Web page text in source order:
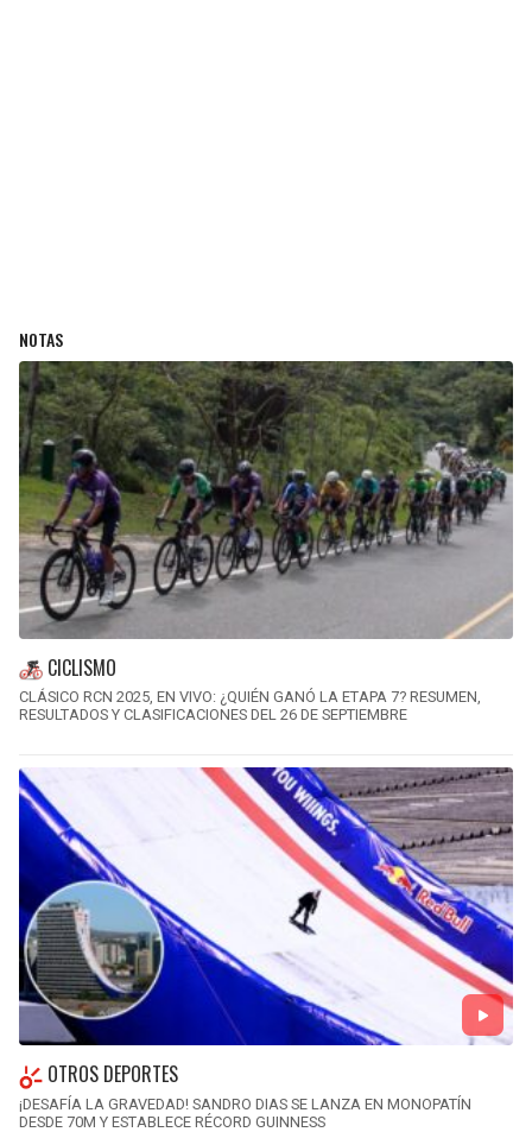
NOTAS
CICLISMO
CLÁSICO RCN 2025, EN VIVO: ¿QUIÉN GANÓ LA ETAPA 7? RESUMEN,
RESULTADOS Y CLASIFICACIONES DEL 26 DE SEPTIEMBRE
OTROS DEPORTES
¡DESAFÍA LA GRAVEDAD! SANDRO DIAS SE LANZA EN MONOPATÍN
DESDE 70M Y ESTABLECE RÉCORD GUINNESS